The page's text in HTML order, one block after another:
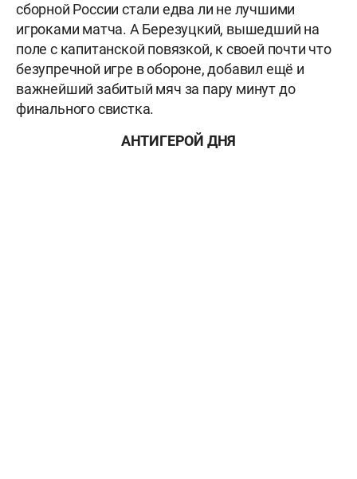
сборной России стали едва ли не лучшими
игроками матча. А Березуцкий, вышедший на
поле с капитанской повязкой, к своей почти что
безупречной игре в обороне, добавил ещё и
важнейший забитый мяч за пару минут до
финального свистка.
АНТИГЕРОЙ ДНЯ